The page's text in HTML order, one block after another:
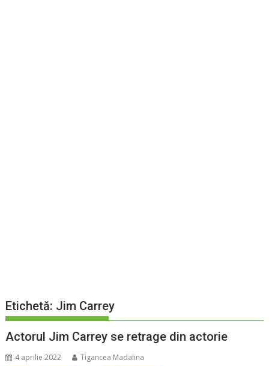
Etichetă: Jim Carrey
Actorul Jim Carrey se retrage din actorie
4 aprilie 2022 Tigancea Madalina